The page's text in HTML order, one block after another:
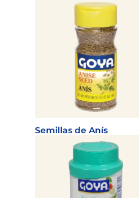
Semillas de Anís